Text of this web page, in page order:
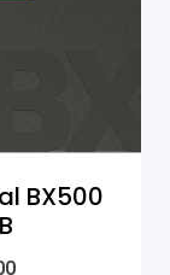
BX500